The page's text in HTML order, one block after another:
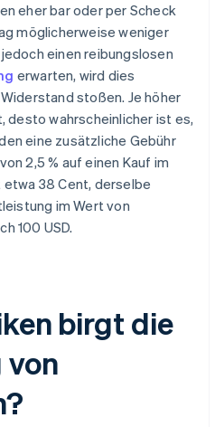
eher bar oder per Scheck
möglicherweise weniger
einen reibungslosen
erwarten, wird dies
stoßen. Je höher
desto wahrscheinlicher ist es,
eine zusätzliche Gebühr
2,5 % auf einen Kauf im
etwa 38 Cent, derselbe
im Wert von
100 USD.
birgt die